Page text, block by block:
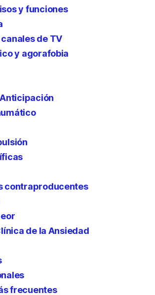
y funciones
de TV
y agorafobia
contraproducentes
de la Ansiedad
frecuentes